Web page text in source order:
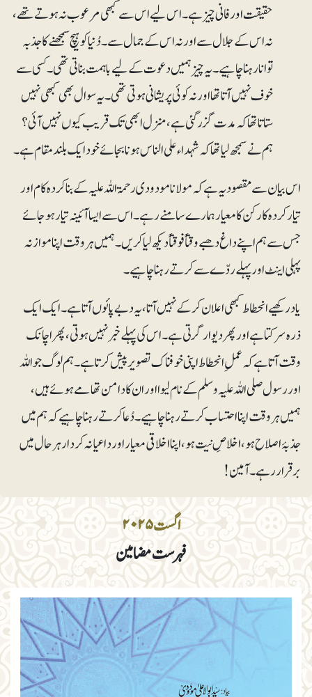
اگست ۲۰۲۵
فہرست مضامین
حقیقت اور فانی چیز ہے۔ اس لیے اس سے کبھی مرعوب نہ ہوتے تھے،
نہ اس کے جلال سے اور نہ اس کے جمال سے۔ دُنیا کو ہیچ سمجھنے کا جذبہ
توانا رہنا چاہیے۔ یہ چیز ہمیں دعوت کے لیے باہمت بناتی تھی۔ کسی سے
خوف نہیں آتا تھا اور نہ کوئی پریشانی ہوتی تھی۔ یہ سوال بھی کبھی نہیں
ستاتا تھا کہ مدت گزر گئی ہے، منزل ابھی تک قریب کیوں نہیں آئی؟
ہم نے سمجھ لیا تھا کہ شہداء علی الناس ہونا بجائے خود ایک بلندمقام ہے۔
اس بیان سے مقصود یہ ہے کہ مولانا مودودی رحمۃ اللہ علیہ کے بناکردہ کام اور
تیارکردہ کارکن کا معیار ہمارے سامنے رہے۔ اس سے ایسا آئینہ تیار ہوجائے
جس سے ہم اپنے داغ دھبے وقتاًفوقتاً دیکھ لیا کریں۔ ہمیں ہروقت اپنا موازنہ
پہلی اینٹ اور پہلے ردّے سے کرتے رہنا چاہیے۔
یاد رکھیے انحطاط کبھی اعلان کرکے نہیں آتا، یہ دبے پائوں آتا ہے۔ ایک ایک
ذرہ سرکتا ہے اور پھر دیوار گرتی ہے۔ اس کی پہلے خبر نہیں ہوتی، پھر اچانک
وقت آتا ہے کہ عملِ انحطاط اپنی خوفناک تصویر پیش کرتا ہے۔ ہم لوگ جو اللہ
اور رسول صلی اللہ علیہ وسلم کے نام لیوا اور ان کا دامن تھامے ہوئے ہیں،
ہمیں ہروقت اپنا احتساب کرتے رہنا چاہیے۔ دُعا کرتے رہنا چاہیے کہ ہم میں
جذبۂ اصلاح ہو، اخلاصِ نیت ہو، اپنا اخلاقی معیار اور داعیانہ کردار ہرحال میں
برقرار رہے۔آمین!